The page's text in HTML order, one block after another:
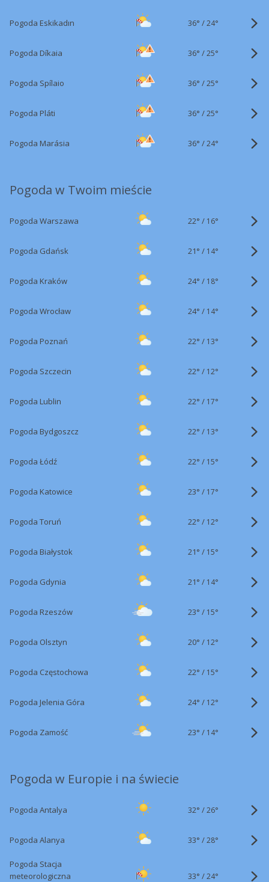
Pogoda Eskikadın 36° /24°
Pogoda Díkaia 36° /25°
Pogoda Spílaio 36° /25°
Pogoda Pláti 36° /25°
Pogoda Marásia 36° /24°
Pogoda w Twoim mieście
Pogoda Warszawa 22° / 16°
Pogoda Gdańsk 21° / 14°
Pogoda Kraków 24° / 18°
Pogoda Wrocław 24° / 14°
Pogoda Poznań 22° / 13°
Pogoda Szczecin 22° / 12°
Pogoda Lublin 22° / 17°
Pogoda Bydgoszcz 22° / 13°
Pogoda Łódź 22° / 15°
Pogoda Katowice 23° / 17°
Pogoda Toruń 22° / 12°
Pogoda Białystok 21° / 15°
Pogoda Gdynia 21° / 14°
Pogoda Rzeszów 23° / 15°
Pogoda Olsztyn 20° / 12°
Pogoda Częstochowa 22° / 15°
Pogoda Jelenia Góra 24° / 12°
Pogoda Zamość 23° / 14°
Pogoda w Europie i na świecie
Pogoda Antalya 32° /26°
Pogoda Alanya 33° /28°
Pogoda Stacja
meteorologiczna
33° /24°